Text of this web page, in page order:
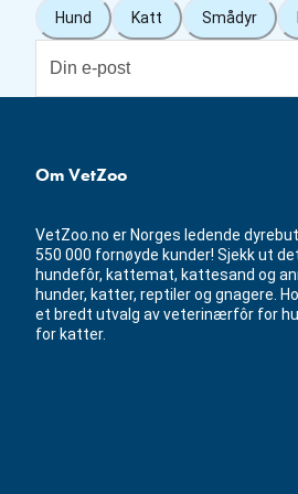
Hund Katt Smådyr
Om VetZoo
VetZoo.no er Norges ledende
550 000 fornøyde kunder! Sjekk ut
hundefôr, kattemat, kattesand og
hunder, katter, reptiler og gnagere.
et bredt utvalg av veterinærfôr for
for katter.